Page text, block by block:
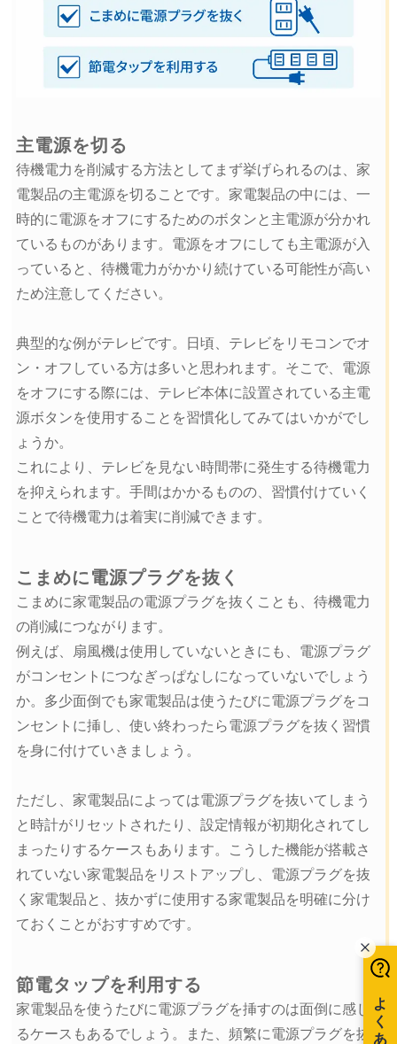
主電源を切る
待機電力を削減する方法としてまず挙げられるのは、家
電製品の主電源を切ることです。家電製品の中には、一
時的に電源をオフにするためのボタンと主電源が分かれ
ているものがあります。電源をオフにしても主電源が入
っていると、待機電力がかかり続けている可能性が高い
ため注意してください。
典型的な例がテレビです。日頃、テレビをリモコンでオ
ン・オフしている方は多いと思われます。そこで、電源
をオフにする際には、テレビ本体に設置されている主電
源ボタンを使用することを習慣化してみてはいかがでし
ょうか。
これにより、テレビを見ない時間帯に発生する待機電力
を抑えられます。手間はかかるものの、習慣付けていく
ことで待機電力は着実に削減できます。
こまめに電源プラグを抜く
こまめに家電製品の電源プラグを抜くことも、待機電力
の削減につながります。
例えば、扇風機は使用していないときにも、電源プラグ
がコンセントにつなぎっぱなしになっていないでしょう
か。多少面倒でも家電製品は使うたびに電源プラグをコ
ンセントに挿し、使い終わったら電源プラグを抜く習慣
を身に付けていきましょう。
ただし、家電製品によっては電源プラグを抜いてしまう
と時計がリセットされたり、設定情報が初期化されてし
まったりするケースもあります。こうした機能が搭載さ
れていない家電製品をリストアップし、電源プラグを抜
く家電製品と、抜かずに使用する家電製品を明確に分け
ておくことがおすすめです。
節電タップを利用する
家電製品を使うたびに電源プラグを挿すのは面倒に感じ
るケースもあるでしょう。また、頻繁に電源プラグを抜